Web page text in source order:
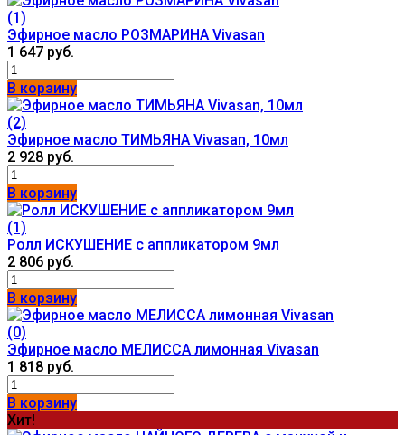
(1)
Эфирное масло РОЗМАРИНА Vivasan
1 647 руб.
В корзину
(2)
Эфирное масло ТИМЬЯНА Vivasan, 10мл
2 928 руб.
В корзину
(1)
Ролл ИСКУШЕНИЕ с аппликатором 9мл
2 806 руб.
В корзину
(0)
Эфирное масло МЕЛИССА лимонная Vivasan
1 818 руб.
В корзину
Хит!